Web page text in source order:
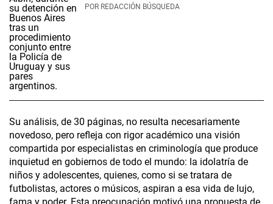
POR REDACCIÓN BÚSQUEDA
Su análisis, de 30 páginas, no resulta necesariamente
novedoso, pero refleja con rigor académico una visión
compartida por especialistas en criminología que produce
inquietud en gobiernos de todo el mundo: la idolatría de
niños y adolescentes, quienes, como si se tratara de
futbolistas, actores o músicos, aspiran a esa vida de lujo,